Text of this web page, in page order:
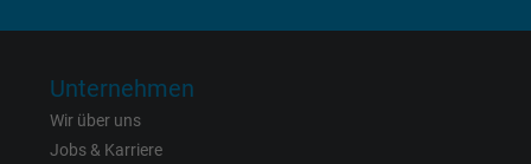
Besucher die Website nutzt.
Name
Unternehmen
Wir über uns
Jobs & Karriere